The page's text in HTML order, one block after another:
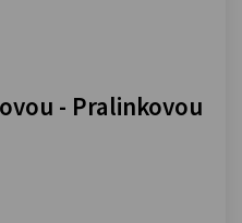
- Pralinkovou